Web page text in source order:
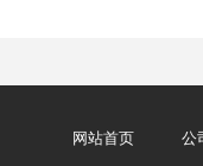
网站首页 公